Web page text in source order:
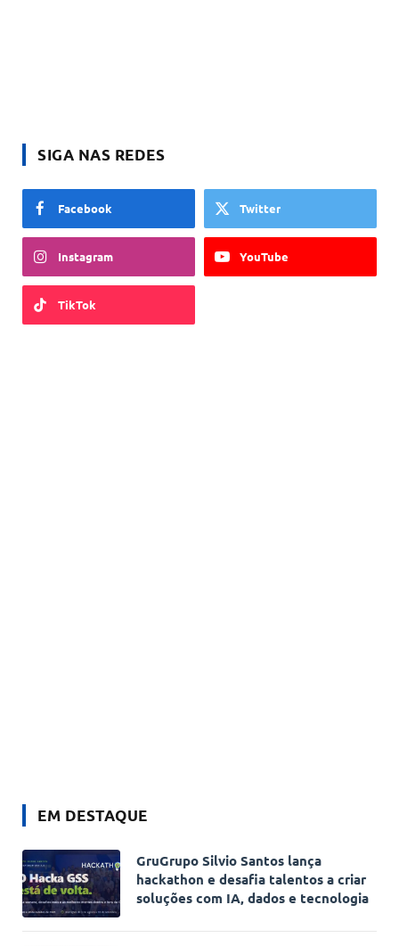
SIGA NAS REDES
Facebook Twitter
Instagram YouTube
TikTok
EM DESTAQUE
GruGrupo Silvio Santos lança
hackathon e desafia talentos a criar
soluções com IA, dados e tecnologia